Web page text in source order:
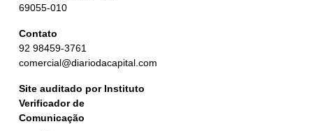
69055-010
Contato
92 98459-3761
comercial@diariodacapital.com
Site auditado por Instituto
Verificador de
Comunicação